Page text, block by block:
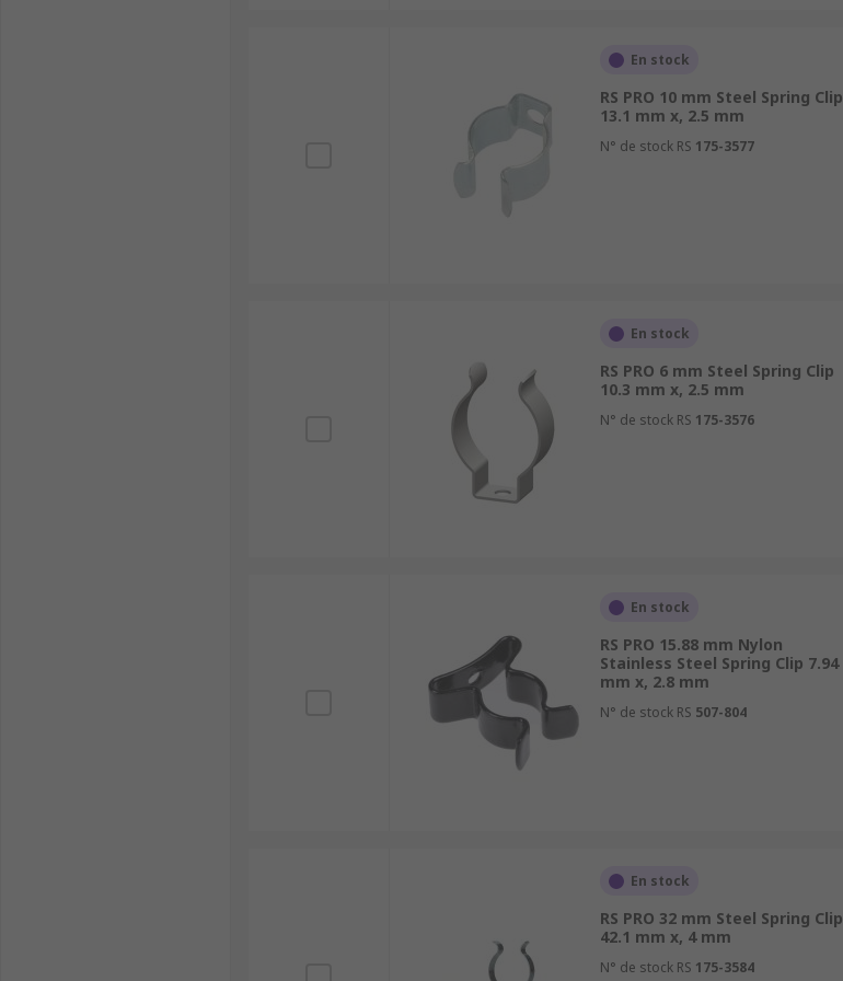
En stock
RS PRO 10 mm Steel Spring Clip
13.1 mm x, 2.5 mm
N° de stock RS 175-3577
En stock
RS PRO 6 mm Steel Spring Clip
10.3 mm x, 2.5 mm
N° de stock RS 175-3576
En stock
RS PRO 15.88 mm Nylon
Stainless Steel Spring Clip 7.94
mm x, 2.8 mm
N° de stock RS 507-804
En stock
RS PRO 32 mm Steel Spring Clip
42.1 mm x, 4 mm
N° de stock RS 175-3584